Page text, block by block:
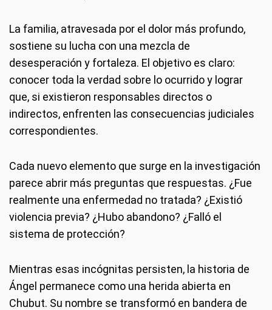
La familia, atravesada por el dolor más profundo,
sostiene su lucha con una mezcla de
desesperación y fortaleza. El objetivo es claro:
conocer toda la verdad sobre lo ocurrido y lograr
que, si existieron responsables directos o
indirectos, enfrenten las consecuencias judiciales
correspondientes.
Cada nuevo elemento que surge en la investigación
parece abrir más preguntas que respuestas. ¿Fue
realmente una enfermedad no tratada? ¿Existió
violencia previa? ¿Hubo abandono? ¿Falló el
sistema de protección?
Mientras esas incógnitas persisten, la historia de
Ángel permanece como una herida abierta en
Chubut. Su nombre se transformó en bandera de